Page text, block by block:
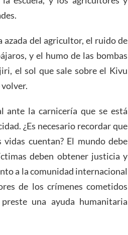
azada del agricultor, el ruido de
y el humo de las bombas
el sol que sale sobre el Kivu
volver.
ante la carnicería que se está
¿Es necesario recordar que
vidas cuentan? El mundo debe
deben obtener justicia y
a la comunidad internacional
de los crímenes cometidos
una ayuda humanitaria